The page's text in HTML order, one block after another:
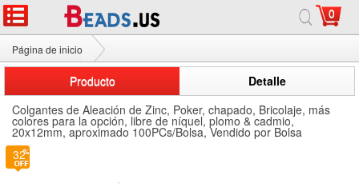
0
Página de inicio
Colgantes de Aleación de Zinc
Producto
Detalle
Colgantes de Aleación de Zinc, Poker, chapado, Bricolaje, más
colores para la opción, libre de níquel, plomo & cadmio,
20x12mm, aproximado 100PCs/Bolsa, Vendido por Bolsa
32